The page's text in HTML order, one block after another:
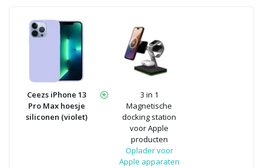
Ceezs iPhone 13
Pro Max hoesje
siliconen (violet)
3 in 1
Magnetische
docking station
voor Apple
producten
Oplader voor
Apple apparaten